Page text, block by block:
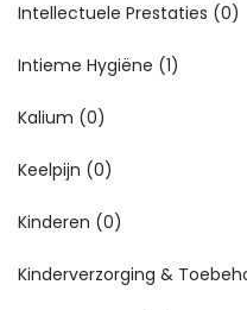
Intellectuele Prestaties (0)
Intieme Hygiëne (1)
Kalium (0)
Keelpijn (0)
Kinderen (0)
Kinderverzorging &